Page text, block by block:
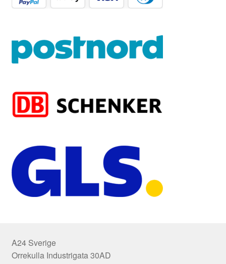
A24 Sverige
Orrekulla Industrigata 30AD